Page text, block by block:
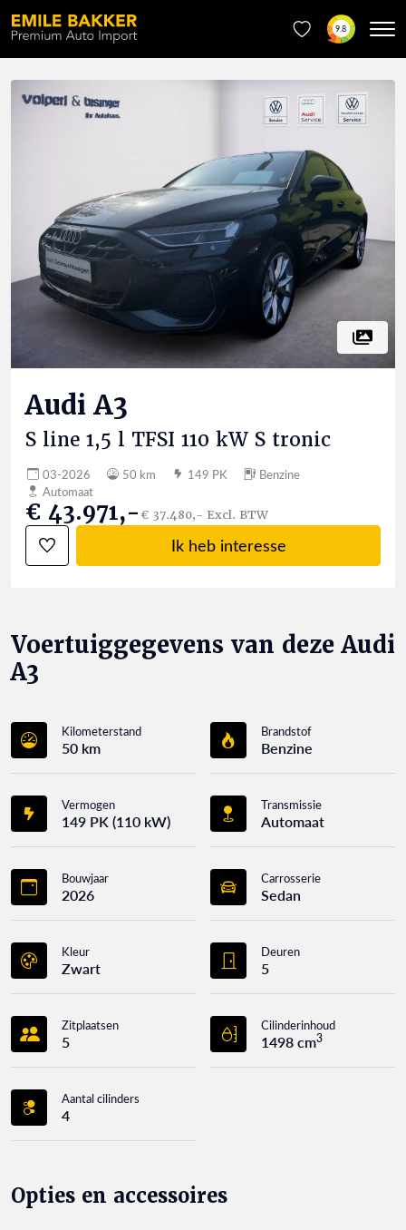
9.8
AudiA3
S line 1,5 l TFSI 110 kW S tronic
03-2026 50 km 149 PK
Benzine
Automaat
€ 43.971,-€ 37.480,- Excl. BTW
Ik heb interesse
Voertuiggegevens van deze Audi
A3
Kilometerstand
50 km
Brandstof
Benzine
Vermogen
149 PK (110 kW)
Transmissie
Automaat
Bouwjaar
2026
Carrosserie
Sedan
Kleur
Zwart
Deuren
5
Zitplaatsen
5
Cilinderinhoud
1498 cm3
Aantal cilinders
4
Opties en accessoires